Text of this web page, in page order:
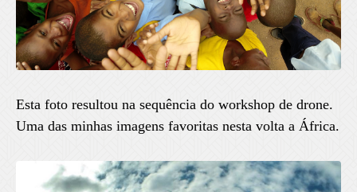
Esta foto resultou na sequência do workshop de drone.
Uma das minhas imagens favoritas nesta volta a África.